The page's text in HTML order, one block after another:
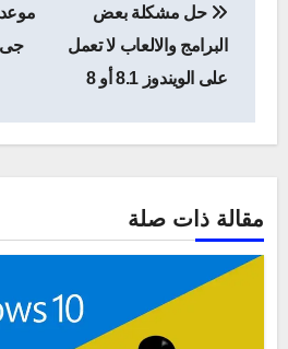
المقالات
حل مشكلة بعض
البرامج والالعاب لا تعمل
على الويندوز 8.1 أو 8
مقالة ذات صلة